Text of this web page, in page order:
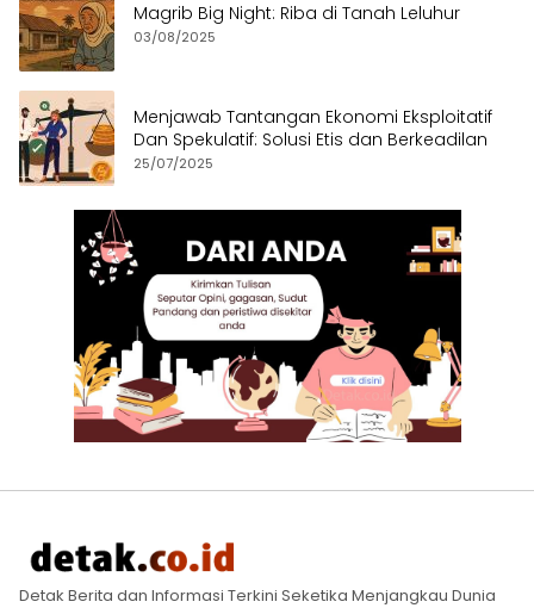
Magrib Big Night: Riba di Tanah Leluhur
03/08/2025
Menjawab Tantangan Ekonomi Eksploitatif
Dan Spekulatif: Solusi Etis dan Berkeadilan
25/07/2025
Detak Berita dan Informasi Terkini Seketika Menjangkau Dunia